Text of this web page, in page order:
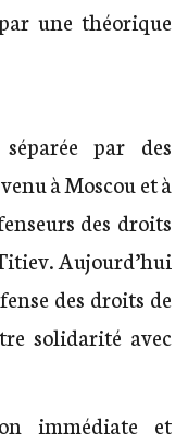
une théorique
par des
à Moscou et à
des droits
Aujourd’hui
des droits de
solidarité avec
immédiate et